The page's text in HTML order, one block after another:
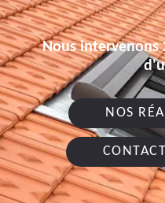
Nous intervenons
NOS